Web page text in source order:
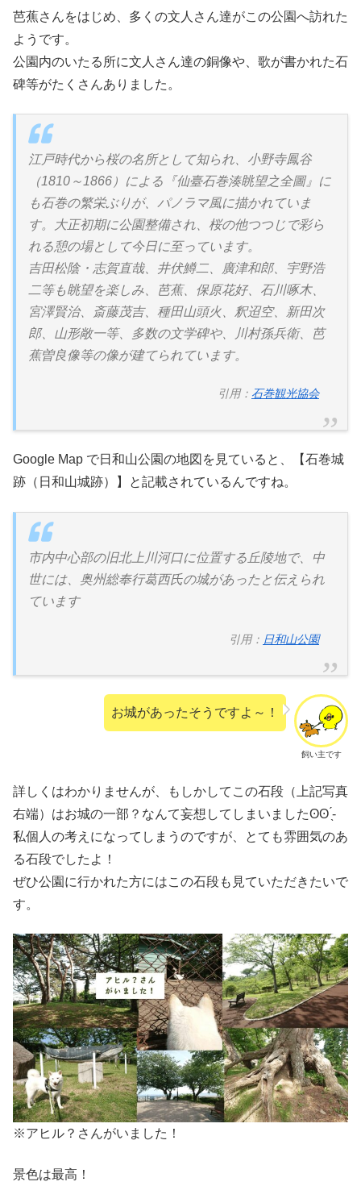
芭蕉さんをはじめ、多くの文人さん達がこの公園へ訪れた
ようです。
公園内のいたる所に文人さん達の銅像や、歌が書かれた石
碑等がたくさんありました。
江戸時代から桜の名所として知られ、小野寺鳳谷
（1810～1866）による『仙臺石巻湊眺望之全圖』に
も石巻の繁栄ぶりが、パノラマ風に描かれていま
す。大正初期に公園整備され、桜の他つつじで彩ら
れる憩の場として今日に至っています。
吉田松陰・志賀直哉、井伏鱒二、廣津和郎、宇野浩
二等も眺望を楽しみ、芭蕉、保原花好、石川啄木、
宮澤賢治、斎藤茂吉、種田山頭火、釈迢空、新田次
郎、山形敞一等、多数の文学碑や、川村孫兵衛、芭
蕉曽良像等の像が建てられています。
引用： 石巻観光協会
Google Map で日和山公園の地図を見ていると、【石巻城
跡（日和山城跡）】と記載されているんですね。
市内中心部の旧北上川河口に位置する丘陵地で、中
世には、奥州総奉行葛西氏の城があったと伝えられ
ています
引用： 日和山公園
飼い主です
お城があったそうですよ～！
詳しくはわかりませんが、もしかしてこの石段（上記写真
右端）はお城の一部？なんて妄想してしまいましたʘʘ ̖́-‬
私個人の考えになってしまうのですが、とても雰囲気のあ
る石段でしたよ！
ぜひ公園に行かれた方にはこの石段も見ていただきたいで
す。
※アヒル？さんがいました！
景色は最高！